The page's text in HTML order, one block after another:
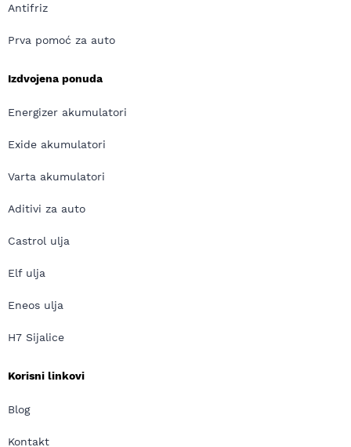
Antifriz
Prva pomoć za auto
Izdvojena ponuda
Energizer akumulatori
Exide akumulatori
Varta akumulatori
Aditivi za auto
Castrol ulja
Elf ulja
Eneos ulja
H7 Sijalice
Korisni linkovi
Blog
Kontakt